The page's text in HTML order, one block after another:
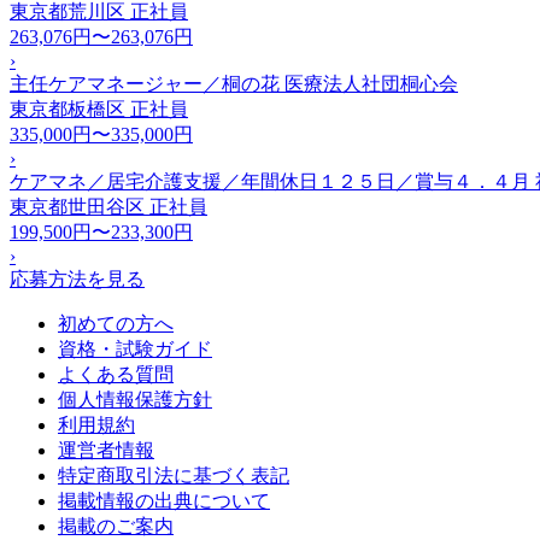
東京都荒川区 正社員
263,076円〜263,076円
›
主任ケアマネージャー／桐の花 医療法人社団桐心会
東京都板橋区 正社員
335,000円〜335,000円
›
ケアマネ／居宅介護支援／年間休日１２５日／賞与４．４月
東京都世田谷区 正社員
199,500円〜233,300円
›
応募方法を見る
初めての方へ
資格・試験ガイド
よくある質問
個人情報保護方針
利用規約
運営者情報
特定商取引法に基づく表記
掲載情報の出典について
掲載のご案内